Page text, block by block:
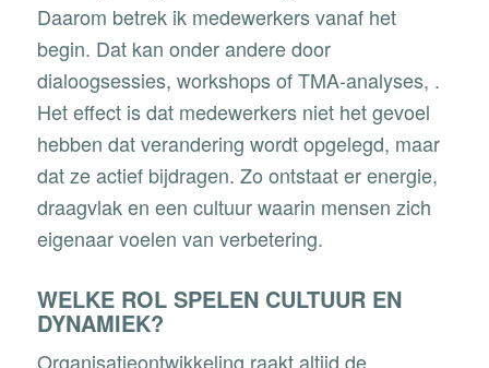
Daarom betrek ik medewerkers vanaf het
begin. Dat kan onder andere door
dialoogsessies, workshops of TMA-analyses, .
Het effect is dat medewerkers niet het gevoel
hebben dat verandering wordt opgelegd, maar
dat ze actief bijdragen. Zo ontstaat er energie,
draagvlak en een cultuur waarin mensen zich
eigenaar voelen van verbetering.
WELKE ROL SPELEN CULTUUR EN
DYNAMIEK?
Organisatieontwikkeling raakt altijd de